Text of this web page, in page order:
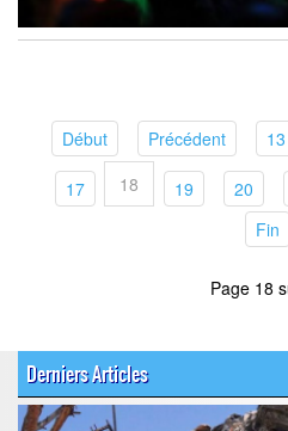
Début(current)Précédent(current)
13
17(current)
18 19 (current)
20
Fin
Page 18
Derniers Articles